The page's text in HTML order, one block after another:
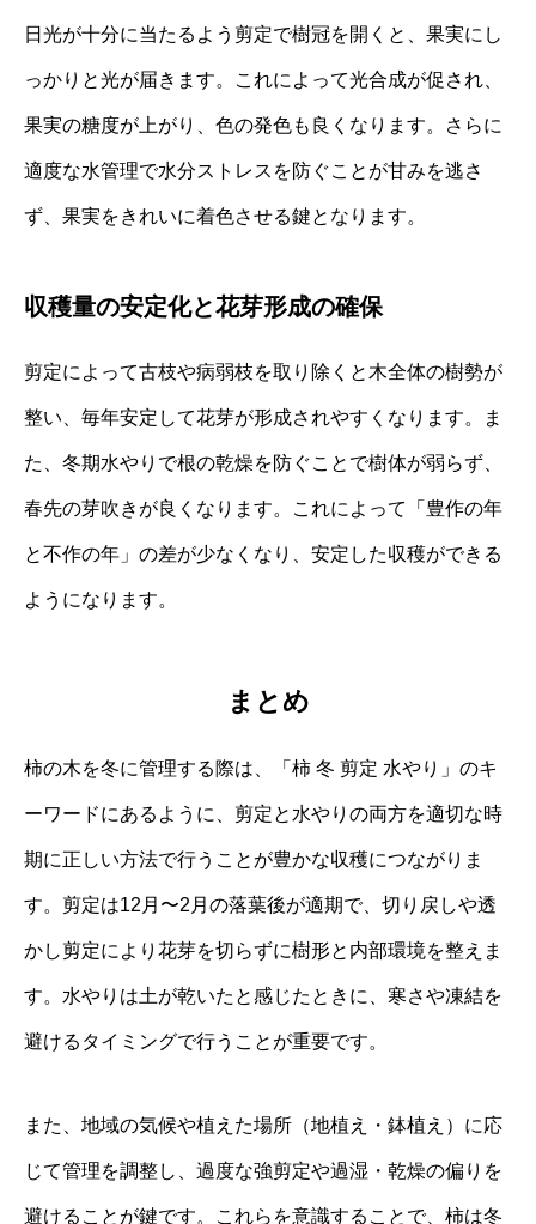
日光が十分に当たるよう剪定で樹冠を開くと、果実にし
っかりと光が届きます。これによって光合成が促され、
果実の糖度が上がり、色の発色も良くなります。さらに
適度な水管理で水分ストレスを防ぐことが甘みを逃さ
ず、果実をきれいに着色させる鍵となります。
収穫量の安定化と花芽形成の確保
剪定によって古枝や病弱枝を取り除くと木全体の樹勢が
整い、毎年安定して花芽が形成されやすくなります。ま
た、冬期水やりで根の乾燥を防ぐことで樹体が弱らず、
春先の芽吹きが良くなります。これによって「豊作の年
と不作の年」の差が少なくなり、安定した収穫ができる
ようになります。
まとめ
柿の木を冬に管理する際は、「柿 冬 剪定 水やり」のキ
ーワードにあるように、剪定と水やりの両方を適切な時
期に正しい方法で行うことが豊かな収穫につながりま
す。剪定は12月〜2月の落葉後が適期で、切り戻しや透
かし剪定により花芽を切らずに樹形と内部環境を整えま
す。水やりは土が乾いたと感じたときに、寒さや凍結を
避けるタイミングで行うことが重要です。
また、地域の気候や植えた場所（地植え・鉢植え）に応
じて管理を調整し、過度な強剪定や過湿・乾燥の偏りを
避けることが鍵です。これらを意識することで、柿は冬